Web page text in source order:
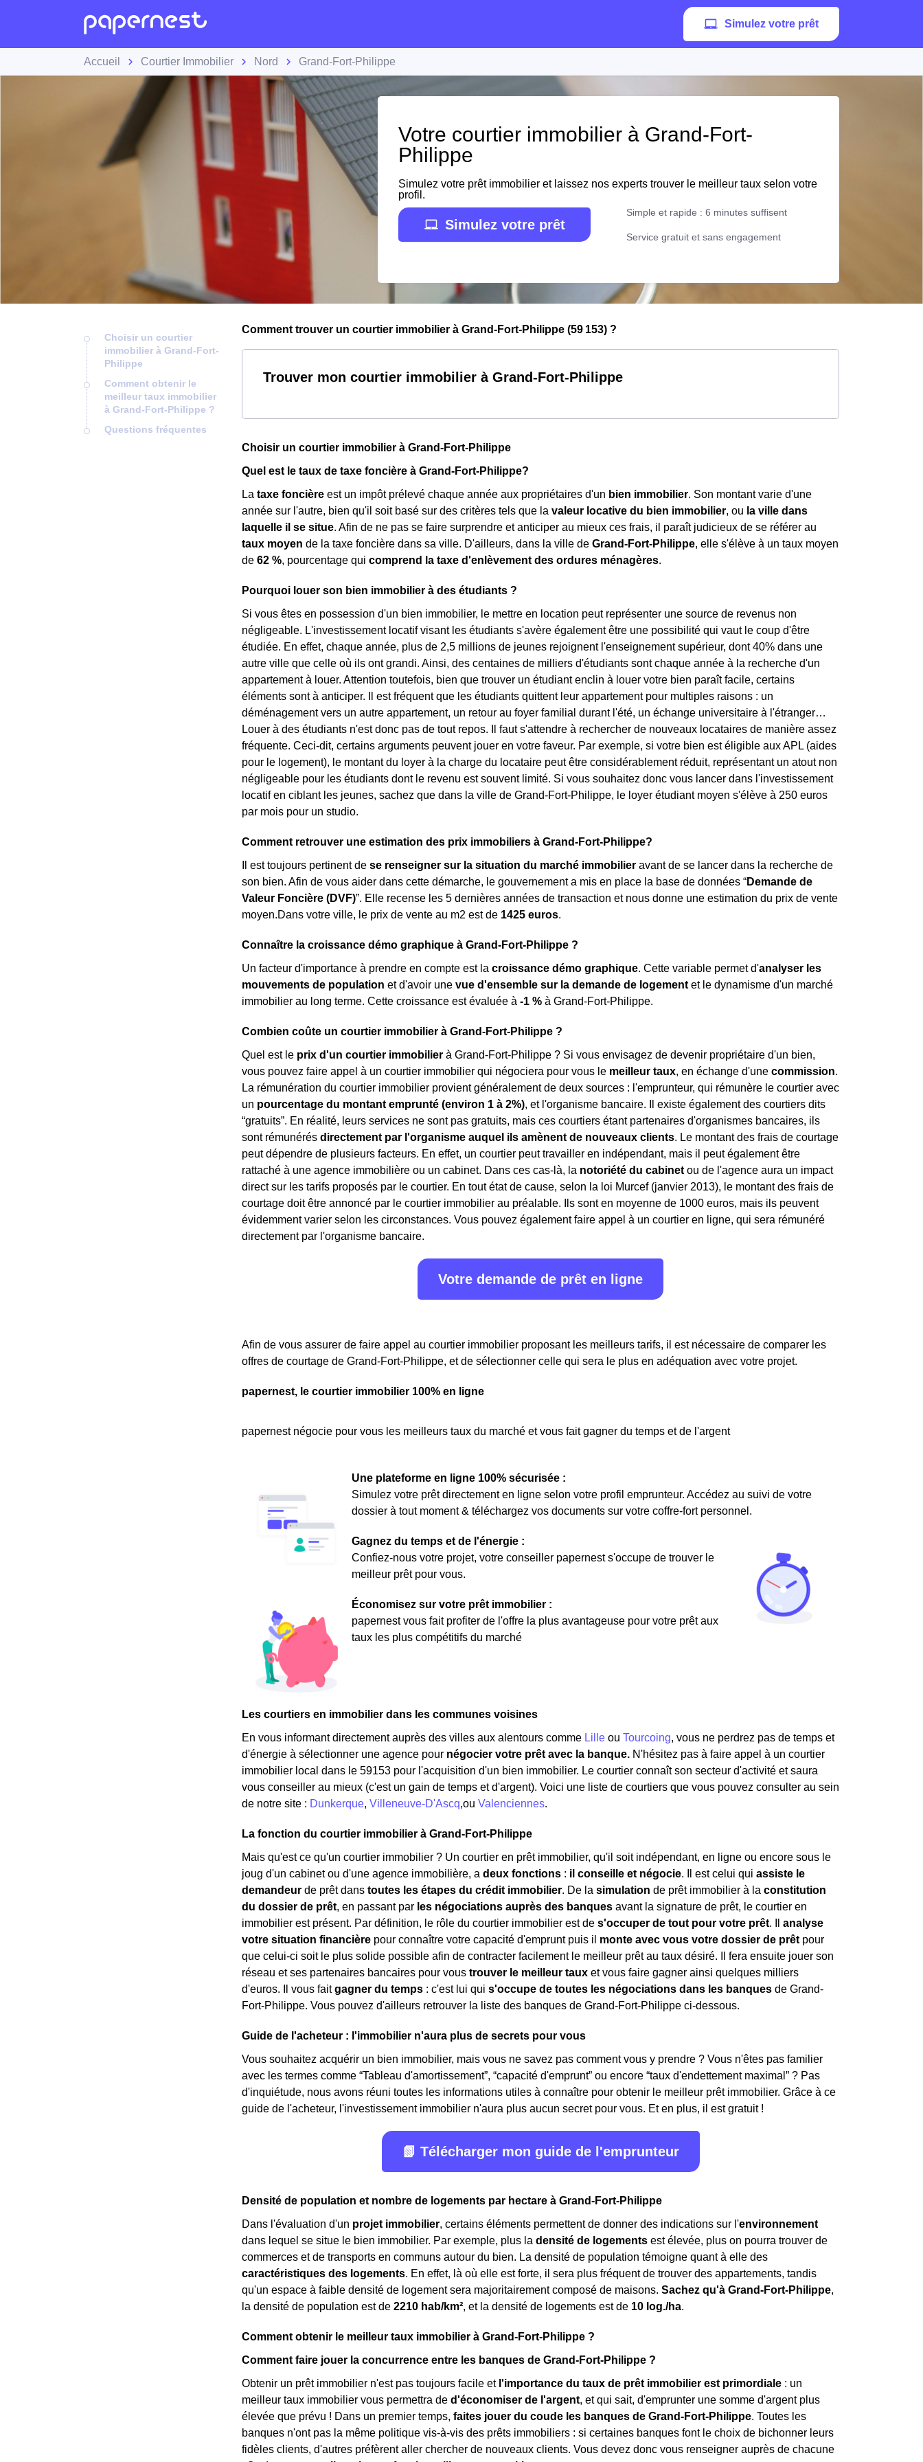
Simulez votre prêt
Accueil Courtier Immobilier Nord Grand-Fort-Philippe
Votre courtier immobilier à Grand-Fort-
Philippe
Simulez votre prêt immobilier et laissez nos experts trouver le meilleur taux selon votre
profil.
Simulez votre prêt
Simple et rapide : 6 minutes suffisent
Service gratuit et sans engagement
Choisir un courtier
immobilier à Grand-Fort-
Philippe
Comment obtenir le
meilleur taux immobilier
à Grand-Fort-Philippe ?
Questions fréquentes
Comment trouver un courtier immobilier à Grand-Fort-Philippe (59 153) ?
Trouver mon courtier immobilier à Grand-Fort-Philippe
Choisir un courtier immobilier à Grand-Fort-Philippe
Quel est le taux de taxe foncière à Grand-Fort-Philippe?
La taxe foncière est un impôt prélevé chaque année aux propriétaires d'un bien immobilier. Son montant varie d'une
année sur l'autre, bien qu'il soit basé sur des critères tels que la valeur locative du bien immobilier, ou la ville dans
laquelle il se situe. Afin de ne pas se faire surprendre et anticiper au mieux ces frais, il paraît judicieux de se référer au
taux moyen de la taxe foncière dans sa ville. D'ailleurs, dans la ville de Grand-Fort-Philippe, elle s'élève à un taux moyen
de 62 %, pourcentage qui comprend la taxe d'enlèvement des ordures ménagères.
Pourquoi louer son bien immobilier à des étudiants ?
Si vous êtes en possession d'un bien immobilier, le mettre en location peut représenter une source de revenus non
négligeable. L'investissement locatif visant les étudiants s'avère également être une possibilité qui vaut le coup d'être
étudiée. En effet, chaque année, plus de 2,5 millions de jeunes rejoignent l'enseignement supérieur, dont 40% dans une
autre ville que celle où ils ont grandi. Ainsi, des centaines de milliers d'étudiants sont chaque année à la recherche d'un
appartement à louer. Attention toutefois, bien que trouver un étudiant enclin à louer votre bien paraît facile, certains
éléments sont à anticiper. Il est fréquent que les étudiants quittent leur appartement pour multiples raisons : un
déménagement vers un autre appartement, un retour au foyer familial durant l'été, un échange universitaire à l'étranger…
Louer à des étudiants n'est donc pas de tout repos. Il faut s'attendre à rechercher de nouveaux locataires de manière assez
fréquente. Ceci-dit, certains arguments peuvent jouer en votre faveur. Par exemple, si votre bien est éligible aux APL (aides
pour le logement), le montant du loyer à la charge du locataire peut être considérablement réduit, représentant un atout non
négligeable pour les étudiants dont le revenu est souvent limité. Si vous souhaitez donc vous lancer dans l'investissement
locatif en ciblant les jeunes, sachez que dans la ville de Grand-Fort-Philippe, le loyer étudiant moyen s'élève à 250 euros
par mois pour un studio.
Comment retrouver une estimation des prix immobiliers à Grand-Fort-Philippe?
Il est toujours pertinent de se renseigner sur la situation du marché immobilier avant de se lancer dans la recherche de
son bien. Afin de vous aider dans cette démarche, le gouvernement a mis en place la base de données “Demande de
Valeur Foncière (DVF)”. Elle recense les 5 dernières années de transaction et nous donne une estimation du prix de vente
moyen.Dans votre ville, le prix de vente au m2 est de 1425 euros.
Connaître la croissance démo graphique à Grand-Fort-Philippe ?
Un facteur d'importance à prendre en compte est la croissance démo graphique. Cette variable permet d'analyser les
mouvements de population et d'avoir une vue d'ensemble sur la demande de logement et le dynamisme d'un marché
immobilier au long terme. Cette croissance est évaluée à -1 % à Grand-Fort-Philippe.
Combien coûte un courtier immobilier à Grand-Fort-Philippe ?
Quel est le prix d'un courtier immobilier à Grand-Fort-Philippe ? Si vous envisagez de devenir propriétaire d'un bien,
vous pouvez faire appel à un courtier immobilier qui négociera pour vous le meilleur taux, en échange d'une commission.
La rémunération du courtier immobilier provient généralement de deux sources : l'emprunteur, qui rémunère le courtier avec
un pourcentage du montant emprunté (environ 1 à 2%), et l'organisme bancaire. Il existe également des courtiers dits
“gratuits”. En réalité, leurs services ne sont pas gratuits, mais ces courtiers étant partenaires d'organismes bancaires, ils
sont rémunérés directement par l'organisme auquel ils amènent de nouveaux clients. Le montant des frais de courtage
peut dépendre de plusieurs facteurs. En effet, un courtier peut travailler en indépendant, mais il peut également être
rattaché à une agence immobilière ou un cabinet. Dans ces cas-là, la notoriété du cabinet ou de l'agence aura un impact
direct sur les tarifs proposés par le courtier. En tout état de cause, selon la loi Murcef (janvier 2013), le montant des frais de
courtage doit être annoncé par le courtier immobilier au préalable. Ils sont en moyenne de 1000 euros, mais ils peuvent
évidemment varier selon les circonstances. Vous pouvez également faire appel à un courtier en ligne, qui sera rémunéré
directement par l'organisme bancaire.
Votre demande de prêt en ligne
Afin de vous assurer de faire appel au courtier immobilier proposant les meilleurs tarifs, il est nécessaire de comparer les
offres de courtage de Grand-Fort-Philippe, et de sélectionner celle qui sera le plus en adéquation avec votre projet.
papernest, le courtier immobilier 100% en ligne
papernest négocie pour vous les meilleurs taux du marché et vous fait gagner du temps et de l'argent
Une plateforme en ligne 100% sécurisée :
Simulez votre prêt directement en ligne selon votre profil emprunteur. Accédez au suivi de votre
dossier à tout moment & téléchargez vos documents sur votre coffre-fort personnel.
Gagnez du temps et de l'énergie :
Confiez-nous votre projet, votre conseiller papernest s'occupe de trouver le
meilleur prêt pour vous.
Économisez sur votre prêt immobilier :
papernest vous fait profiter de l'offre la plus avantageuse pour votre prêt aux
taux les plus compétitifs du marché
Les courtiers en immobilier dans les communes voisines
En vous informant directement auprès des villes aux alentours comme Lille ou Tourcoing, vous ne perdrez pas de temps et
d'énergie à sélectionner une agence pour négocier votre prêt avec la banque. N'hésitez pas à faire appel à un courtier
immobilier local dans le 59153 pour l'acquisition d'un bien immobilier. Le courtier connaît son secteur d'activité et saura
vous conseiller au mieux (c'est un gain de temps et d'argent). Voici une liste de courtiers que vous pouvez consulter au sein
de notre site : Dunkerque, Villeneuve-D'Ascq,ou Valenciennes.
La fonction du courtier immobilier à Grand-Fort-Philippe
Mais qu'est ce qu'un courtier immobilier ? Un courtier en prêt immobilier, qu'il soit indépendant, en ligne ou encore sous le
joug d'un cabinet ou d'une agence immobilière, a deux fonctions : il conseille et négocie. Il est celui qui assiste le
demandeur de prêt dans toutes les étapes du crédit immobilier. De la simulation de prêt immobilier à la constitution
du dossier de prêt, en passant par les négociations auprès des banques avant la signature de prêt, le courtier en
immobilier est présent. Par définition, le rôle du courtier immobilier est de s'occuper de tout pour votre prêt. Il
analyse
votre situation financière pour connaître votre capacité d'emprunt puis il monte avec vous votre dossier de prêt pour
que celui-ci soit le plus solide possible afin de contracter facilement le meilleur prêt au taux désiré. Il fera ensuite jouer son
réseau et ses partenaires bancaires pour vous trouver le meilleur taux et vous faire gagner ainsi quelques milliers
d'euros. Il vous faitgagner du temps : c'est lui qui s'occupe de toutes les négociations dans les banques de Grand-
Fort-Philippe. Vous pouvez d'ailleurs retrouver la liste des banques de Grand-Fort-Philippe ci-dessous.
Guide de l'acheteur : l'immobilier n'aura plus de secrets pour vous
Vous souhaitez acquérir un bien immobilier, mais vous ne savez pas comment vous y prendre ? Vous n'êtes pas familier
avec les termes comme “Tableau d'amortissement”, “capacité d'emprunt” ou encore “taux d'endettement maximal” ? Pas
d'inquiétude, nous avons réuni toutes les informations utiles à connaître pour obtenir le meilleur prêt immobilier. Grâce à ce
guide de l'acheteur, l'investissement immobilier n'aura plus aucun secret pour vous. Et en plus, il est gratuit !
📗 Télécharger mon guide de l'emprunteur
Densité de population et nombre de logements par hectare à Grand-Fort-Philippe
Dans l'évaluation d'un projet immobilier, certains éléments permettent de donner des indications sur l'environnement
dans lequel se situe le bien immobilier. Par exemple, plus la densité de logements est élevée, plus on pourra trouver de
commerces et de transports en communs autour du bien. La densité de population témoigne quant à elle des
caractéristiques des logements. En effet, là où elle est forte, il sera plus fréquent de trouver des appartements, tandis
qu'un espace à faible densité de logement sera majoritairement composé de maisons. Sachez qu'à Grand-Fort-Philippe,
la densité de population est de 2210 hab/km², et la densité de logements est de 10 log./ha.
Comment obtenir le meilleur taux immobilier à Grand-Fort-Philippe ?
Comment faire jouer la concurrence entre les banques de Grand-Fort-Philippe ?
Obtenir un prêt immobilier n'est pas toujours facile et l'importance du taux de prêt immobilier est primordiale : un
meilleur taux immobilier vous permettra de d'économiser de l'argent, et qui sait, d'emprunter une somme d'argent plus
élevée que prévu ! Dans un premier temps, faites jouer du coude les banques de Grand-Fort-Philippe. Toutes les
banques n'ont pas la même politique vis-à-vis des prêts immobiliers : si certaines banques font le choix de bichonner leurs
fidèles clients, d'autres préfèrent aller chercher de nouveaux clients. Vous devez donc vous renseigner auprès de chacune